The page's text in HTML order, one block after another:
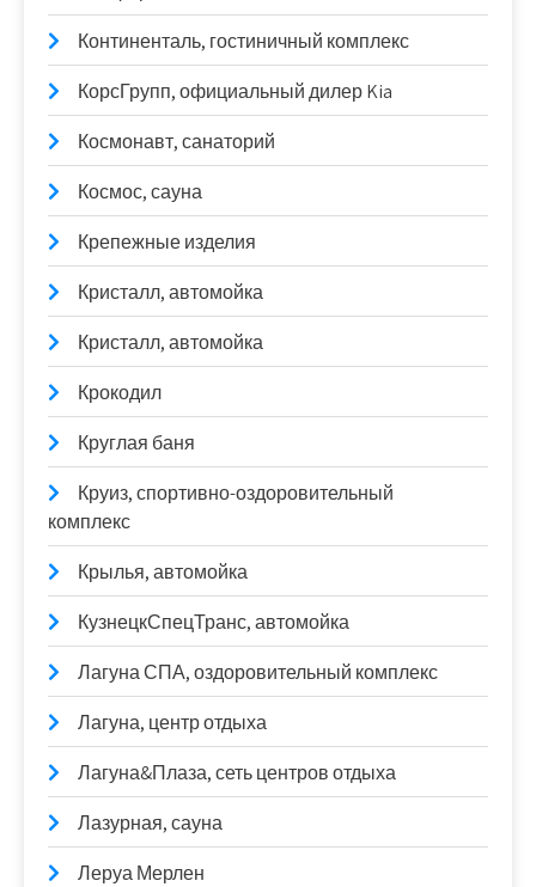
Континенталь, гостиничный комплекс
КорсГрупп, официальный дилер Kia
Космонавт, санаторий
Космос, сауна
Крепежные изделия
Кристалл, автомойка
Кристалл, автомойка
Крокодил
Круглая баня
Круиз, спортивно-оздоровительный
комплекс
Крылья, автомойка
КузнецкСпецТранс, автомойка
Лагуна СПА, оздоровительный комплекс
Лагуна, центр отдыха
Лагуна&Плаза, сеть центров отдыха
Лазурная, сауна
Леруа Мерлен